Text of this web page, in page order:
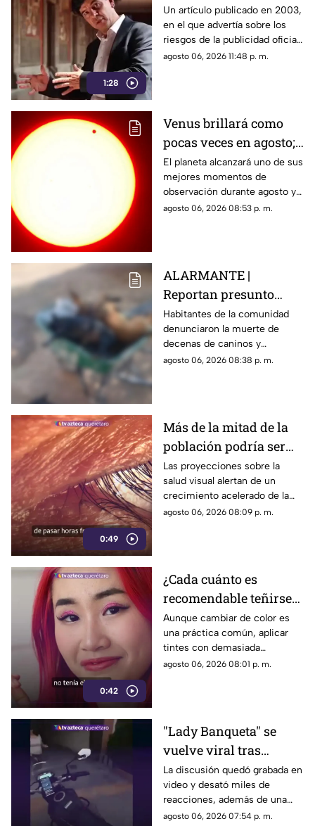
1:28
el debate sobre la
censura
Un artículo publicado en 2003,
en el que advertía sobre los
riesgos de la publicidad oficial
y la censura a los medios
agosto 06, 2026 11:48 p. m.
Venus brillará como
pocas veces en agosto;
a esta hora podrás
verlo durante este mes
El planeta alcanzará uno de sus
mejores momentos de
observación durante agosto y
podrá distinguirse sin
agosto 06, 2026 08:53 p. m.
ALARMANTE |
Reportan presunto
env3nen4miento de al
menos 23 perros en
esta zona de Querétaro:
IMAGENES SENSIBLES
Habitantes de la comunidad
denunciaron la muerte de
decenas de caninos y
solicitaron que se esclarezcan
agosto 06, 2026 08:38 p. m.
0:49
Más de la mitad de la
población podría ser
miope en 2050;
especialistas advierten
las causas
Las proyecciones sobre la
salud visual alertan de un
crecimiento acelerado de la
miopía y señalan que pasar
agosto 06, 2026 08:09 p. m.
0:42
¿Cada cuánto es
recomendable teñirse
el cabello?
Especialistas explican
por qué hacerlo
seguido puede dañarlo
Aunque cambiar de color es
una práctica común, aplicar
tintes con demasiada
frecuencia puede afectar la
agosto 06, 2026 08:01 p. m.
"Lady Banqueta" se
vuelve viral tras
confrontar a un
repartidor; así fue el
momento
La discusión quedó grabada en
video y desató miles de
reacciones, además de una
muestra de apoyo de
agosto 06, 2026 07:54 p. m.